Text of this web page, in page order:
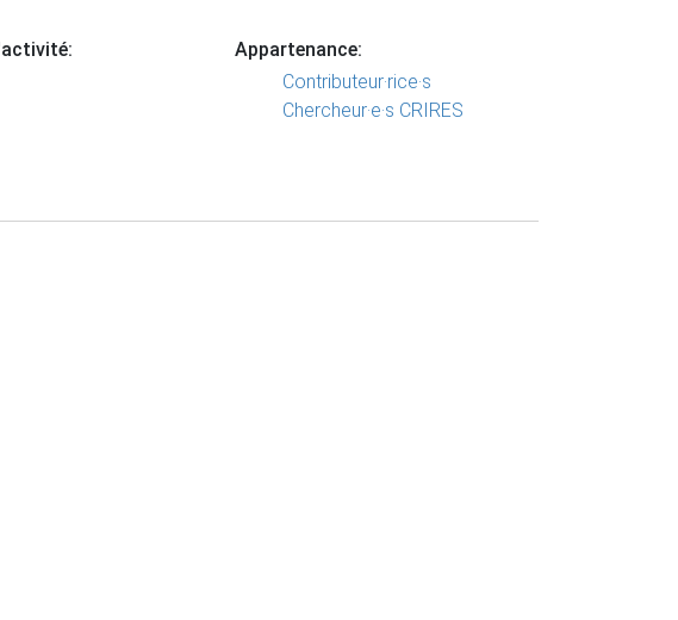
Appartenance:
Contributeur·rice·s
Chercheur·e·s CRIRES